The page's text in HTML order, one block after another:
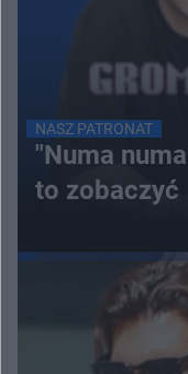
NASZ PATRONAT
"Numa
to zobaczyć